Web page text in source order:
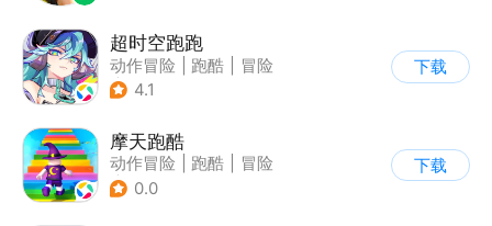
超时空跑跑
动作冒险 跑酷
冒险
| 沙盒
4.1
下载
摩天跑酷
动作冒险 跑酷
冒险
| 横版过关
0.0
下载